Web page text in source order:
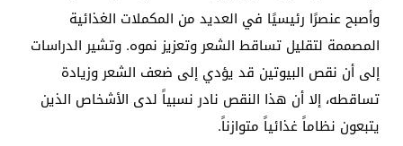
وأصبح عنصرًا رئيسيًا في العديد من المكملات الغذائية
المصممة لتقليل تساقط الشعر وتعزيز نموه. وتشير الدراسات
إلى أن نقص البيوتين قد يؤدي إلى ضعف الشعر وزيادة
تساقطه، إلا أن هذا النقص نادر نسبياً لدى الأشخاص الذين
يتبعون نظاماً غذائياً متوازناً.